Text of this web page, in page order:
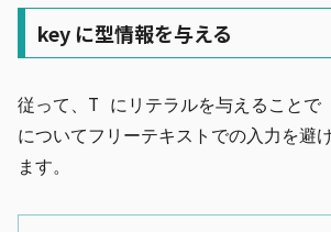
key に型情報を与える
従って、T にリテラルを与えるこ
についてフリーテキストでの入力を避
ます。